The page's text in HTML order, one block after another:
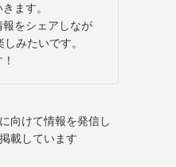
ます。
をシェアしなが
みたいです。
向けて情報を発信し
載しています